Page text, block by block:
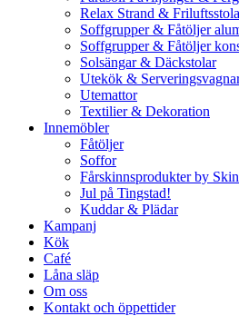
Relax Strand &
Soffgrupper & Fåtöljer
Soffgrupper & Fåtöljer
Solsängar & Däckstolar
Utekök &
Utemattor
Textilier & Dekoration
Innemöbler
Fåtöljer
Soffor
Fårskinnsprodukter by
Jul på Tingstad!
Kuddar & Plädar
Kampanj
Kök
Café
Låna släp
Om oss
Kontakt och öppettider